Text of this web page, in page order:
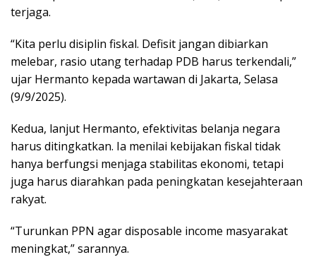
terjaga.
“Kita perlu disiplin fiskal. Defisit jangan dibiarkan
melebar, rasio utang terhadap PDB harus terkendali,”
ujar Hermanto kepada wartawan di Jakarta, Selasa
(9/9/2025).
Kedua, lanjut Hermanto, efektivitas belanja negara
harus ditingkatkan. Ia menilai kebijakan fiskal tidak
hanya berfungsi menjaga stabilitas ekonomi, tetapi
juga harus diarahkan pada peningkatan kesejahteraan
rakyat.
“Turunkan PPN agar disposable income masyarakat
meningkat,” sarannya.